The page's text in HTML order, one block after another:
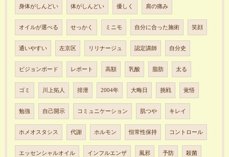
身体がしんどい 体がしんどい 優しく 肩の痛み
オイルが選べる せっかく ミニモ 自分に合った施術 笑顔
通いやすい 左京区 リリナージュ 認定講師 自分史
ビジョンボード レポート 高額 乳酸 脂肪 太る
ゴミ 川上拓人 排泄 2004年 大晦日 挑戦 覚悟
勉強 自己開示 コミュニケーション 肌つや キレイ
ホメオスタシス 代謝 ホルモン 恒常性保持 コントロール
エッセンシャルオイル インフルエンザ 風邪 予防 殺菌